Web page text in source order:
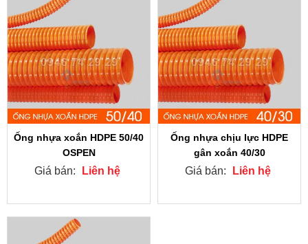
Ống nhựa xoắn HDPE 50/40
OSPEN
Giá bán: Liên hệ
Ống nhựa chịu lực HDPE
gân xoắn 40/30
Giá bán: Liên hệ